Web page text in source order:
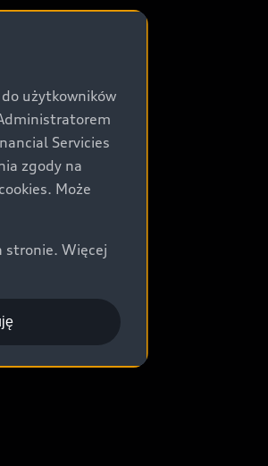
użytkowników
Servicies
zgody na
Może
stronie. Więcej